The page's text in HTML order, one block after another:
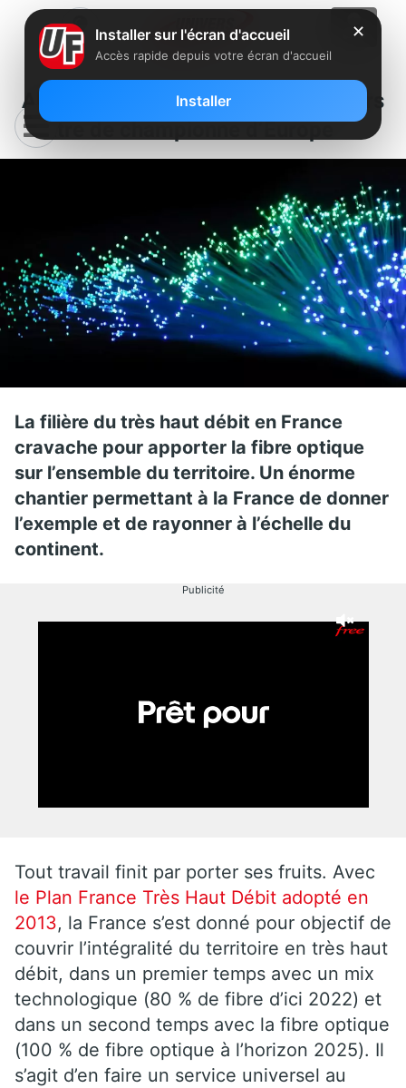
Abonnés fibre : la France fonce vers
le titre de championne d’Europe
La filière du très haut débit en France
cravache pour apporter la fibre optique
sur l’ensemble du territoire. Un énorme
chantier permettant à la France de donner
l’exemple et de rayonner à l’échelle du
continent.
Publicité
Tout travail finit par porter ses fruits. Avec
le Plan France Très Haut Débit adopté en
2013, la France s’est donné pour objectif de
couvrir l’intégralité du territoire en très haut
débit, dans un premier temps avec un mix
technologique (80 % de fibre d’ici 2022) et
dans un second temps avec la fibre optique
(100 % de fibre optique à l’horizon 2025). Il
s’agit d’en faire un service universel au
✕
Installer sur l'écran d'accueil
Accès rapide depuis votre écran d'accueil
Installer